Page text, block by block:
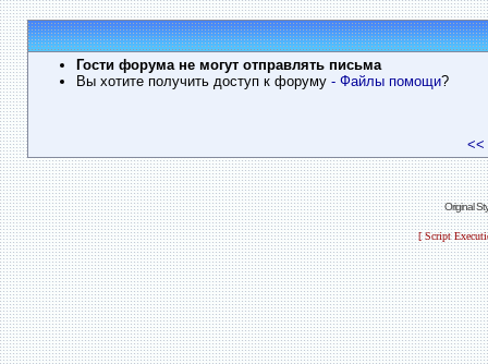
Гости форума не могут отправлять письма
Вы хотите получить доступ к форуму - Файлы помощи?
<<
Original
[ Script